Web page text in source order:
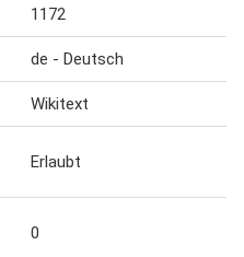
1172
de - Deutsch
Wikitext
Erlaubt
0